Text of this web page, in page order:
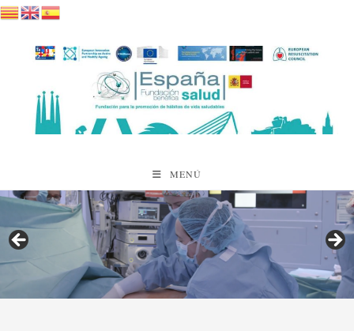
Saltar
contenido
MENÚ